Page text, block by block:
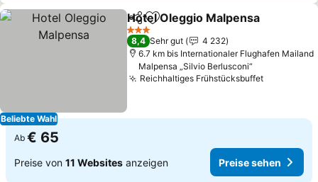
Beliebte Wahl
TeilenZu Favoriten hinzufügen
Hotel Oleggio Malpensa
3 Sterne
8,4 Sehr gut
4 232
6.7 km bis Internationaler Flughafen Mailand
Malpensa „Silvio Berlusconi“
Reichhaltiges FrühstücksbuffetPreise
Ab € 65
Preise von 11 Websites anzeigen Preise sehen